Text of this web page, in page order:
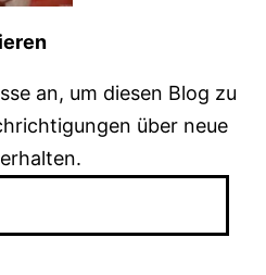
an, um diesen Blog zu
über neue